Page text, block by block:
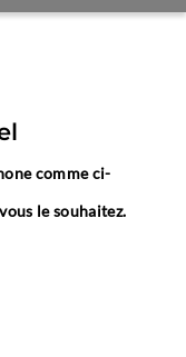
comme ci-
le souhaitez.